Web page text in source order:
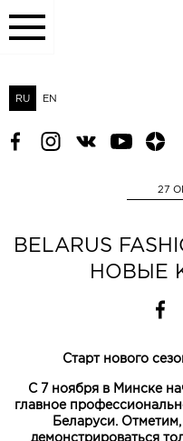
RU EN
27
BELARUS
НОВЫЕ
Старт нового
С 7 ноября в Минске
главное
Беларуси.
демонстрироваться